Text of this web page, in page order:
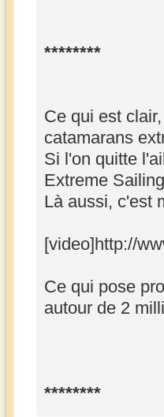
********
Ce qui est
catamarans
Si l'on quitte
Extreme
Là aussi, c'est
[video]http://
Ce qui pose
autour de 2
********